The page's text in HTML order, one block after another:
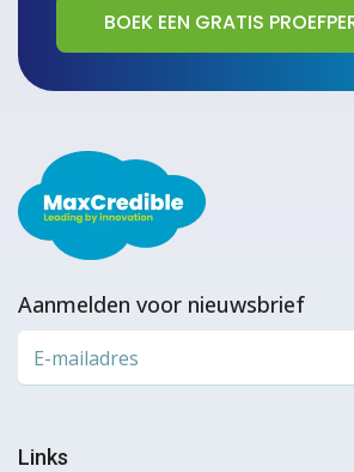
Aanmelden voor nieuwsbrief
Links